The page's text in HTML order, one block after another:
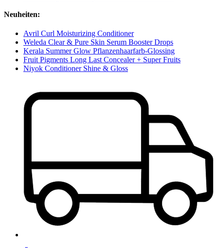
Neuheiten:
Avril Curl Moisturizing Conditioner
Weleda Clear & Pure Skin Serum Booster Drops
Kerala Summer Glow Pflanzenhaarfarb-Glossing
Fruit Pigments Long Last Concealer + Super Fruits
Niyok Conditioner Shine & Gloss